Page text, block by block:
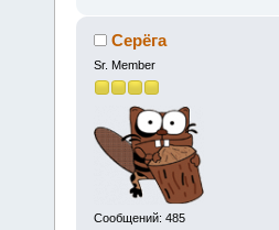
Серёга
Sr. Member
Сообщений: 485